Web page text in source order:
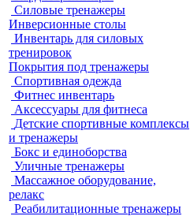
Силовые тренажеры
Инверсионные столы
Инвентарь для силовых
тренировок
Покрытия под тренажеры
Спортивная одежда
Фитнес инвентарь
Аксессуары для фитнеса
Детские спортивные комплексы
и тренажеры
Бокс и единоборства
Уличные тренажеры
Массажное оборудование,
релакс
Реабилитационные тренажеры